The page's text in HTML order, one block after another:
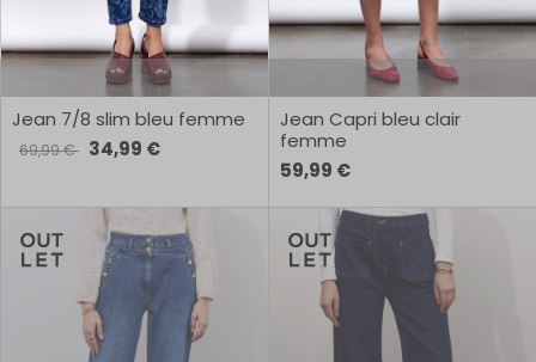
Jean 7/8 slim bleu femme
69,99 € 34,99 €
Jean Capri bleu clair
femme
59,99 €